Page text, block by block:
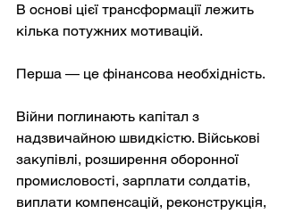
В основі цієї трансформації лежить
кілька потужних мотивацій.
Перша — це фінансова необхідність.
Війни поглинають капітал з
надзвичайною швидкістю. Військові
закупівлі, розширення оборонної
промисловості, зарплати солдатів,
виплати компенсацій, реконструкція,